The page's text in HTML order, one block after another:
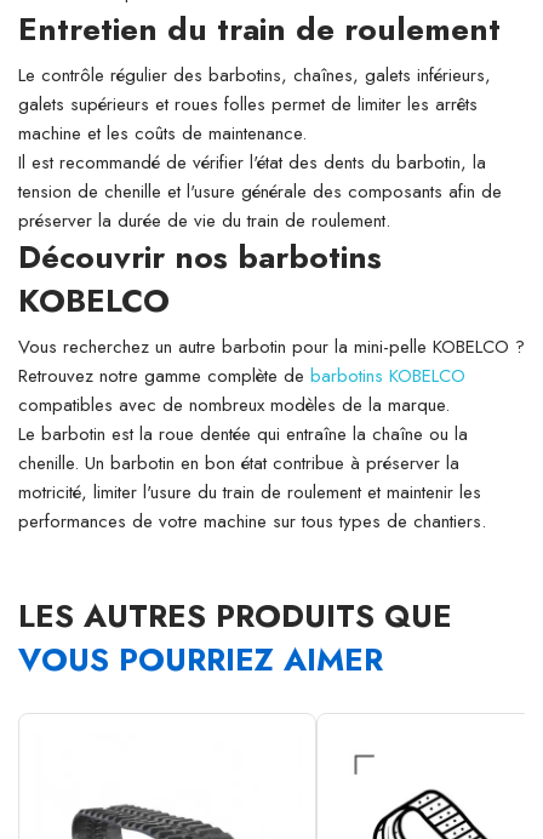
Entretien du train de roulement
Le contrôle régulier des barbotins, chaînes, galets inférieurs,
galets supérieurs et roues folles permet de limiter les arrêts
machine et les coûts de maintenance.
Il est recommandé de vérifier l'état des dents du barbotin, la
tension de chenille et l'usure générale des composants afin de
préserver la durée de vie du train de roulement.
Découvrir nos barbotins
KOBELCO
Vous recherchez un autre barbotin pour la mini-pelle KOBELCO ?
Retrouvez notre gamme complète de barbotins KOBELCO
compatibles avec de nombreux modèles de la marque.
Le barbotin est la roue dentée qui entraîne la chaîne ou la
chenille. Un barbotin en bon état contribue à préserver la
motricité, limiter l'usure du train de roulement et maintenir les
performances de votre machine sur tous types de chantiers.
LES AUTRES PRODUITS QUE
VOUS POURRIEZ AIMER